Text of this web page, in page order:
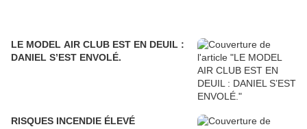
LE MODEL AIR CLUB EST EN DEUIL :
DANIEL S’EST ENVOLÉ.
RISQUES INCENDIE ÉLEVÉ